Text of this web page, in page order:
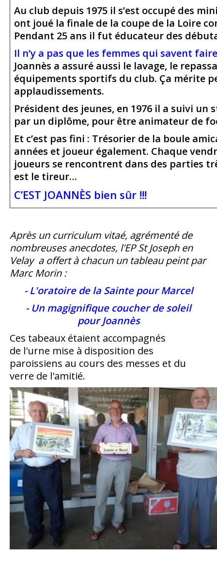
Au club depuis 1975 il s’est occupé des
ont joué la finale de la coupe de la Loire
Pendant 25 ans il fut éducateur des
Il n’y a pas que les femmes qui savent
Joannès a assuré aussi le lavage, le
équipements sportifs du club. Ça mérite
applaudissements.
Président des jeunes, en 1976 il a suivi un
par un diplôme, pour être animateur de
Et c’est pas fini : Trésorier de la boule
années et joueur également. Chaque
joueurs se rencontrent dans des parties
est le tireur…
C’EST JOANNÈS bien sûr !!!
Après un curriculum vitaé, agrémenté de
nombreuses anecdotes, l'EP St Joseph en
Velay a offert à chacun un tableau peint par
Marc Morin :
- L'oratoire de la Sainte pour Marcel
- Un magignifique coucher de soleil
pourJoannès
Ces tabeaux étaient accompagnés
de l'urne mise à disposition des
paroissiens au cours des messes et du
verre de l'amitié.